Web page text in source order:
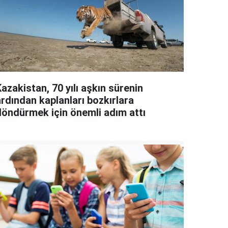
70 yılı aşkın sürenin
kaplanları bozkırlara
için önemli adım attı